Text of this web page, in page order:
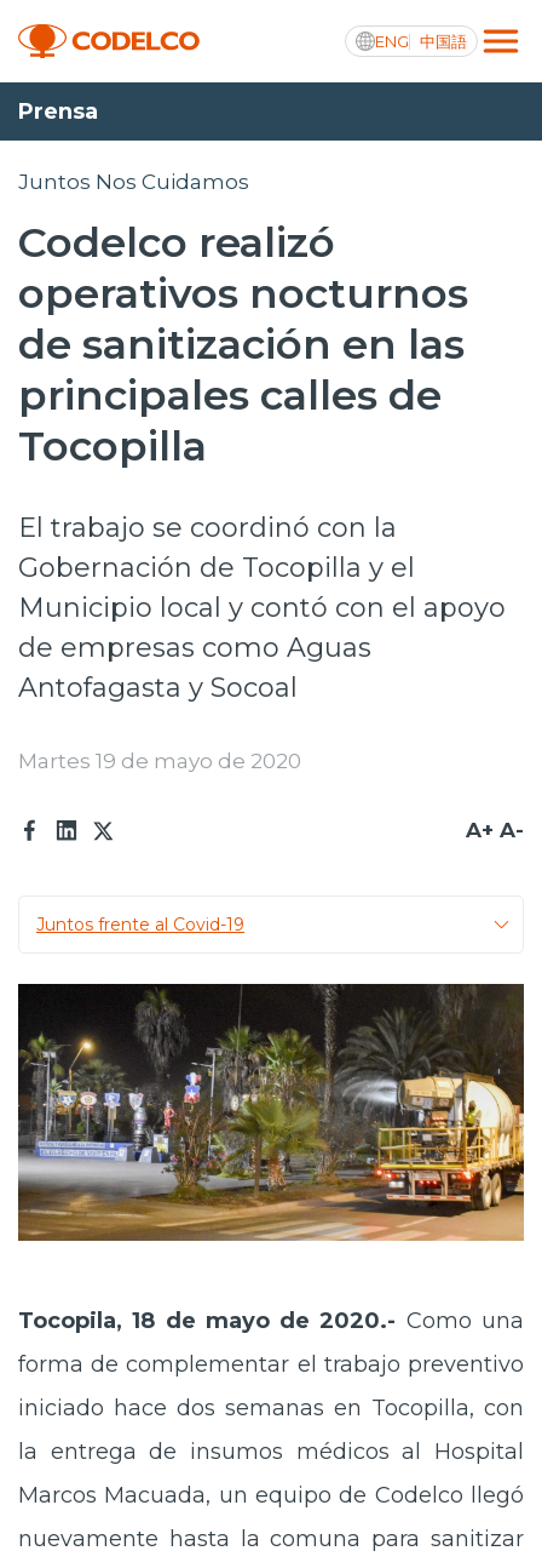
ENG 中国語
Transparencia activa
Sustentabilidad
Innovación
Inversionistas
Prensa
Trabaja en Codelco
Transparencia activa
Acceso trabajadores/as
Prensa
Juntos Nos Cuidamos
Codelco realizó
operativos nocturnos
de sanitización en las
principales calles de
Tocopilla
El trabajo se coordinó con la
Gobernación de Tocopilla y el
Municipio local y contó con el apoyo
de empresas como Aguas
Antofagasta y Socoal
Martes 19 de mayo de 2020
A+ A-
Juntos frente al Covid-19
Tocopila, 18 de mayo de 2020.- Como una
forma de complementar el trabajo preventivo
iniciado hace dos semanas en Tocopilla, con
la entrega de insumos médicos al Hospital
Marcos Macuada, un equipo de Codelco llegó
nuevamente hasta la comuna para sanitizar